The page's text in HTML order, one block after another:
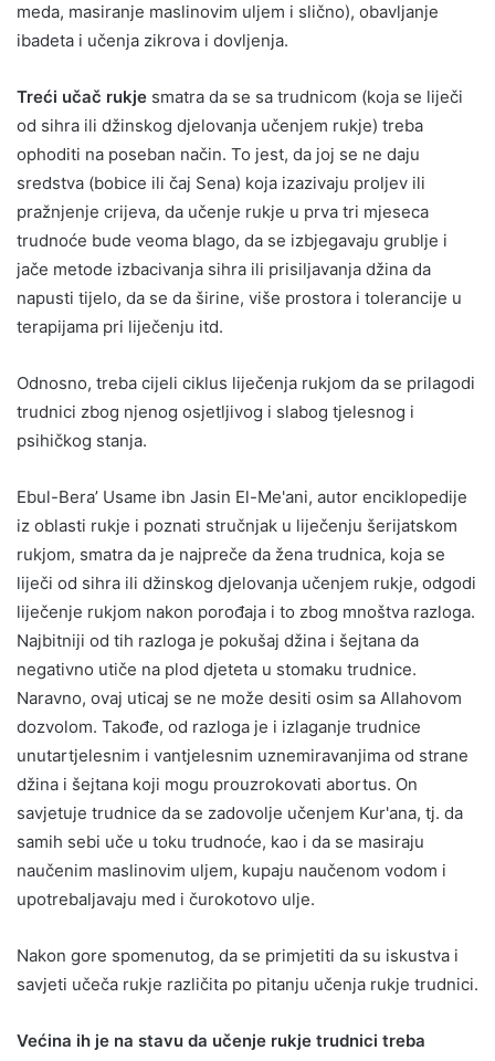
meda, masiranje maslinovim uljem i slično), obavljanje
ibadeta i učenja zikrova i dovljenja.
Treći učač rukje smatra da se sa trudnicom (koja se liječi
od sihra ili džinskog djelovanja učenjem rukje) treba
ophoditi na poseban način. To jest, da joj se ne daju
sredstva (bobice ili čaj Sena) koja izazivaju proljev ili
pražnjenje crijeva, da učenje rukje u prva tri mjeseca
trudnoće bude veoma blago, da se izbjegavaju grublje i
jače metode izbacivanja sihra ili prisiljavanja džina da
napusti tijelo, da se da širine, više prostora i tolerancije u
terapijama pri liječenju itd.
Odnosno, treba cijeli ciklus liječenja rukjom da se prilagodi
trudnici zbog njenog osjetljivog i slabog tjelesnog i
psihičkog stanja.
Ebul-Bera’ Usame ibn Jasin El-Me'ani, autor enciklopedije
iz oblasti rukje i poznati stručnjak u liječenju šerijatskom
rukjom, smatra da je najpreče da žena trudnica, koja se
liječi od sihra ili džinskog djelovanja učenjem rukje, odgodi
liječenje rukjom nakon porođaja i to zbog mnoštva razloga.
Najbitniji od tih razloga je pokušaj džina i šejtana da
negativno utiče na plod djeteta u stomaku trudnice.
Naravno, ovaj uticaj se ne može desiti osim sa Allahovom
dozvolom. Takođe, od razloga je i izlaganje trudnice
unutartjelesnim i vantjelesnim uznemiravanjima od strane
džina i šejtana koji mogu prouzrokovati abortus. On
savjetuje trudnice da se zadovolje učenjem Kur'ana, tj. da
samih sebi uče u toku trudnoće, kao i da se masiraju
naučenim maslinovim uljem, kupaju naučenom vodom i
upotrebaljavaju med i čurokotovo ulje.
Nakon gore spomenutog, da se primjetiti da su iskustva i
savjeti učeča rukje različita po pitanju učenja rukje trudnici.
Većina ih je na stavu da učenje rukje trudnici treba